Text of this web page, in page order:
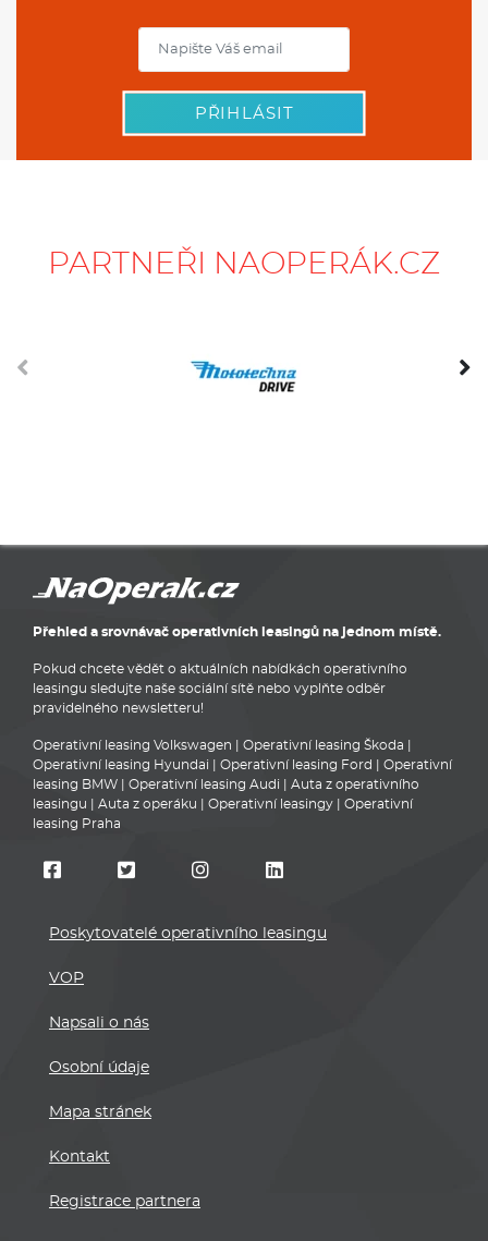
PŘIHLÁSIT
PARTNEŘI NAOPERÁK.CZ
Přehled a srovnávač operativních leasingů na jednom místě.
Pokud chcete vědět o aktuálních nabídkách operativního
leasingu sledujte naše sociální sítě nebo vyplňte odběr
pravidelného newsletteru!
Operativní leasing Volkswagen Operativní leasing Škoda
Operativní leasing Hyundai
Operativní leasing Ford
Operativní
leasing BMW
Operativní leasing Audi
Auta z operativního
leasingu
Auta z operáku Operativní leasingy
Operativní
leasing Praha
Poskytovatelé operativního leasingu
VOP
Napsali o nás
Osobní údaje
Mapa stránek
Kontakt
Registrace partnera